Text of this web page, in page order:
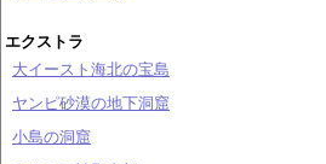
エクストラ
大イースト海北の宝島
ヤンピ砂漠の地下洞窟
小島の洞窟